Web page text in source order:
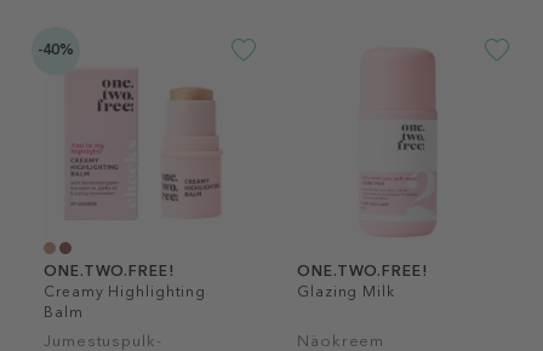
-40%
ONE.TWO.FREE!
Creamy Highlighting
Balm
Jumestuspulk-
ONE.TWO.FREE!
Glazing Milk
Näokreem